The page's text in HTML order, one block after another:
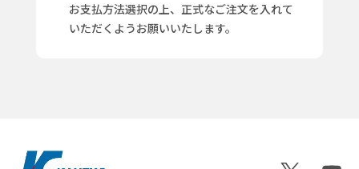
お支払方法選択の上、正式なご注文を入れて
いただくようお願いいたします。